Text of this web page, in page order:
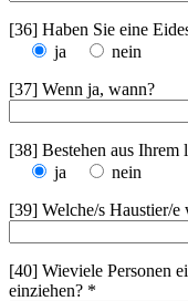
[36] Haben Sie eine
ja
nein
[37] Wenn ja, wann?
[38] Bestehen aus
ja
nein
[39] Welche/s Haustier/
[40] Wieviele Personen
einziehen? *